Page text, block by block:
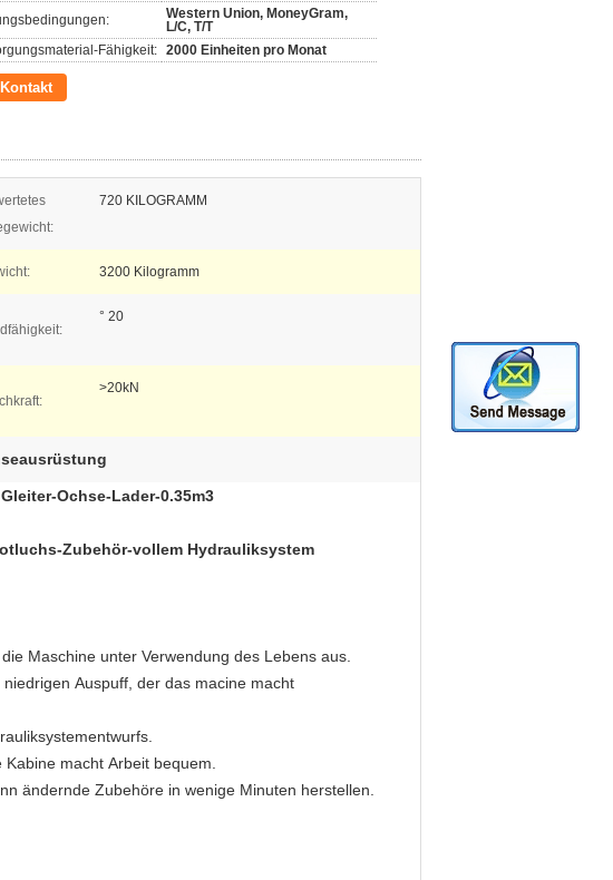
Western Union, MoneyGram,
L/C, T/T
Fähigkeit: 2000 Einheiten pro Monat
Kontakt
720 KILOGRAMM
3200 Kilogramm
° 20
>20kN
Ochse-Lader-0.35m3
Zubehör-vollem Hydrauliksystem
Maschine unter Verwendung des Lebens aus.
Auspuff, der das macine macht
macht Arbeit bequem.
ändernde Zubehöre in wenige Minuten herstellen.